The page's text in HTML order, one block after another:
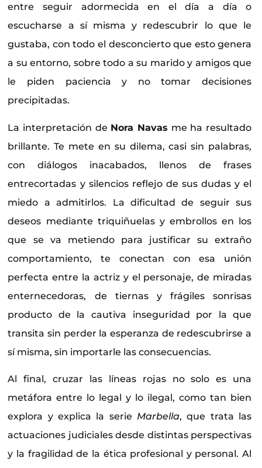
entre seguir adormecida en el día a día o
escucharse a sí misma y redescubrir lo que le
gustaba, con todo el desconcierto que esto genera
a su entorno, sobre todo a su marido y amigos que
le piden paciencia y no tomar decisiones
precipitadas.
La interpretación de Nora Navas me ha resultado
brillante. Te mete en su dilema, casi sin palabras,
con diálogos inacabados, llenos de frases
entrecortadas y silencios reflejo de sus dudas y el
miedo a admitirlos. La dificultad de seguir sus
deseos mediante triquiñuelas y embrollos en los
que se va metiendo para justificar su extraño
comportamiento, te conectan con esa unión
perfecta entre la actriz y el personaje, de miradas
enternecedoras, de tiernas y frágiles sonrisas
producto de la cautiva inseguridad por la que
transita sin perder la esperanza de redescubrirse a
sí misma, sin importarle las consecuencias.
Al final, cruzar las líneas rojas no solo es una
metáfora entre lo legal y lo ilegal, como tan bien
explora y explica la serie Marbella, que trata las
actuaciones judiciales desde distintas perspectivas
y la fragilidad de la ética profesional y personal. Al